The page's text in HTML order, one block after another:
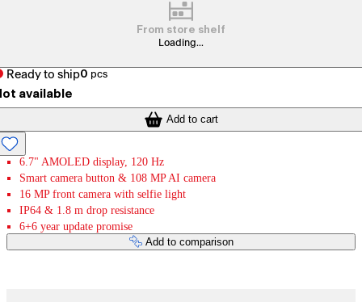
From store shelf
Loading...
Ready to ship0 pcs
available
Add to cart
6.7" AMOLED display, 120 Hz
Smart camera button & 108 MP AI camera
16 MP front camera with selfie light
IP64 & 1.8 m drop resistance
6+6 year update promise
Add to comparison